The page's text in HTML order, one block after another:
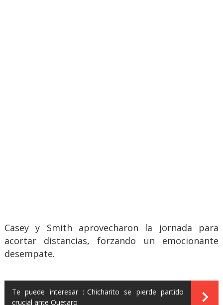
Casey y Smith aprovecharon la jornada para
acortar distancias, forzando un emocionante
desempate.
Te puede interesar : Chicharito se pierde partido
crucial ante Quetaro